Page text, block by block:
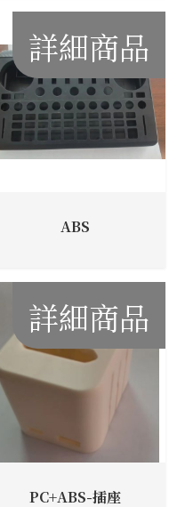
詳細商品
ABS
詳細商品
PC+ABS-插座